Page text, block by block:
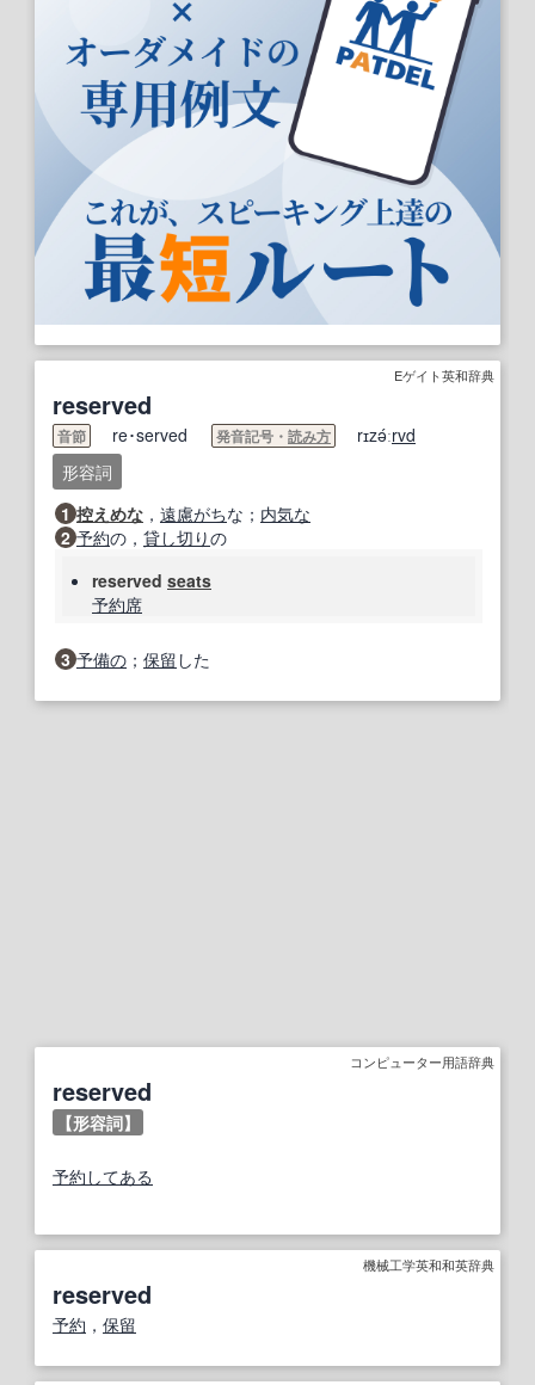
Eゲイト英和辞典
reserved
音節 re･served 発音記号・ 読み方 rɪzə́ːrvd
形容詞
1 控えめな ， 遠慮がちな； 内気な
2 予約の， 貸し切りの
reserved seats
予約席
3 予備の ； 保留 した
コンピューター用語辞典
reserved
【形容詞】
予約してある
機械工学英和和英辞典
reserved
予約 ， 保留